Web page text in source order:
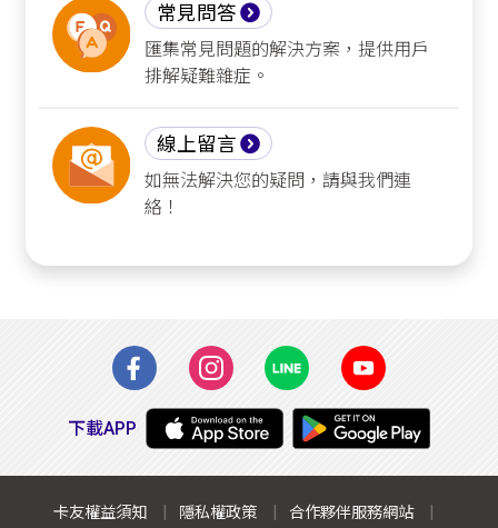
常見問答
匯集常見問題的解決方案，提供用戶
排解疑難雜症。
線上留言
如無法解決您的疑問，請與我們連
絡！
下載APP
卡友權益須知 隱私權政策 合作夥伴服務網站